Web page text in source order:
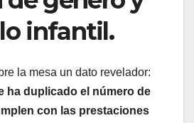
infantil.
la mesa un dato revelador:
ha duplicado el número de
con las prestaciones